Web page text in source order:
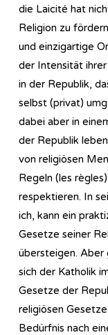
die Laicité hat
Religion zu
und einzigartige
der Intensität
in der Republik,
selbst (privat)
dabei aber in
der Republik
von religiösen
Regeln (les
respektieren. In
ich, kann ein
Gesetze seiner
übersteigen. Aber
sich der Katholik
Gesetze der
religiösen
Bedürfnis nach